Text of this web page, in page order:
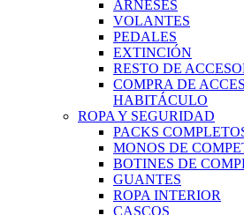
ARNESES
VOLANTES
PEDALES
EXTINCIÓN
RESTO DE
COMPRA DE
HABITÁCULO
ROPA Y SEGURIDAD
PACKS
MONOS DE
BOTINES DE
GUANTES
ROPA INTERIOR
CASCOS